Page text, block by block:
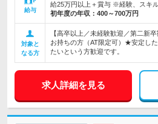
給与
給25万円以上＋賞与 ※経験、スキ
初年度の年収： 400～700万円
対象と
なる方
【高卒以上／未経験歓迎／第二新
お持ちの方（AT限定可）★安定し
たいという方歓迎です。
求人詳細を見る